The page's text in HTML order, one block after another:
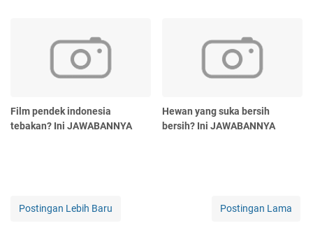
Film pendek indonesia
tebakan? Ini JAWABANNYA
Hewan yang suka bersih
bersih? Ini JAWABANNYA
Postingan Lebih Baru Postingan Lama